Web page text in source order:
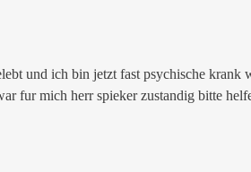
und ich bin jetzt fast psychische krank
fur mich herr spieker zustandig bitte